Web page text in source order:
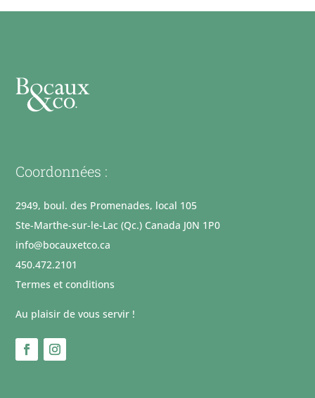
Coordonnées :
2949, boul. des Promenades, local 105
Ste-Marthe-sur-le-Lac (Qc.) Canada J0N 1P0
info@bocauxetco.ca
450.472.2101
Termes et conditions
Au plaisir de vous servir !